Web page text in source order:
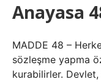
Anayasa
MADDE 48 –
sözleşme yapma
kurabilirler.